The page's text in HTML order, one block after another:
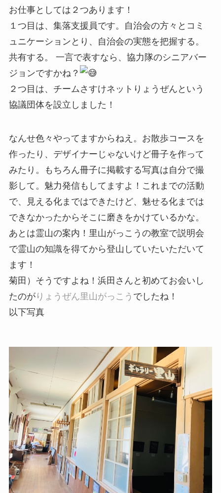
お仕事としては２つあります！
１つ目は、集落支援員です。自治会の方々とコミ
ュニケーションとり、自治会の実態を把握する。
共有する。 一言で表すなら、協力隊のシニアバー
ジョンですかね？
２つ目は、チームさすけネットりょうぜんという
協議団体を設立しました！
なんせ色々やってますからねえ。お散歩コースを
作ったり、デザイナーじゃないけど冊子を作って
みたり。もちろん冊子に掲載する写真は自分で撮
影して。魅力発信もしてますよ！これまでの活動
で、見える化まではできたけど、魅せる化までは
できなかったからそこに磨きをかけているかな。
あとは霊山の案内！里山がっこうの教室で説明会
で霊山の知識を得てから登山していたいただいて
ます！
菊田）そうですよね！浜田さんと初めてお会いし
たのがりょうぜん里山がっこう でしたね！
以下写真